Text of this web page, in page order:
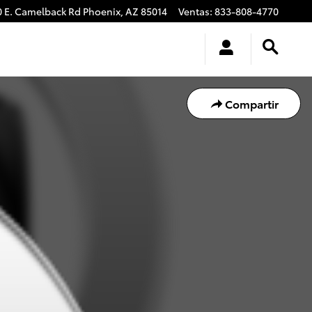
E. Camelback Rd Phoenix, AZ 85014 Ventas: 833-808-4770
Compartir